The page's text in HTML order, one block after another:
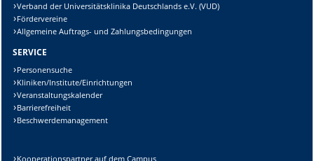
Verband der Universitätsklinika Deutschlands e.V. (VUD)
Fördervereine
Allgemeine Auftrags- und Zahlungsbedingungen
SERVICE
Personensuche
Kliniken/Institute/Einrichtungen
Veranstaltungskalender
Barrierefreiheit
Beschwerdemanagement
Kooperationspartner auf dem Campus